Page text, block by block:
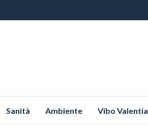
Sanità Ambiente Vibo Valentia